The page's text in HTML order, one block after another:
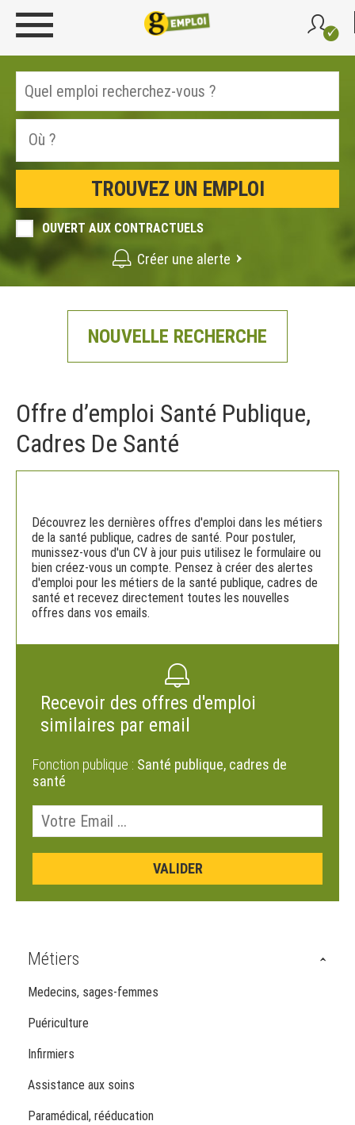
OUVERT AUX CONTRACTUELS
Créer une alerte
NOUVELLE RECHERCHE
Offre d’emploi Santé Publique,
Cadres De Santé
Découvrez les dernières offres d'emploi dans les métiers
de la santé publique, cadres de santé. Pour postuler,
munissez-vous d'un CV à jour puis utilisez le formulaire ou
bien créez-vous un compte. Pensez à créer des alertes
d'emploi pour les métiers de la santé publique, cadres de
santé et recevez directement toutes les nouvelles
offres dans vos emails.
Recevoir des offres d'emploi
similaires par email
Fonction publique : Santé publique, cadres de
santé
Métiers
Medecins, sages-femmes
Puériculture
Infirmiers
Assistance aux soins
Paramédical, rééducation